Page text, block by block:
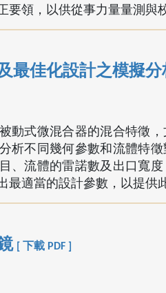
要領，以供從事力量量測與
最佳化設計之模擬分
動式微混合器的混合特徵
析不同幾何參數和流體特
、流體的雷諾數及出口寬
最適當的設計參數，以提供
[ 下載 PDF ]